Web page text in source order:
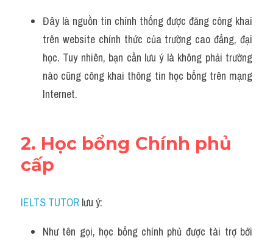
Đây là nguồn tin chính thống được đăng công khai
trên website chính thức của trường cao đẳng, đại
học. Tuy nhiên, bạn cần lưu ý là không phải trường
nào cũng công khai thông tin học bổng trên mạng
Internet.
2. Học bổng Chính phủ
cấp
IELTS TUTOR lưu ý:
Như tên gọi, học bổng chính phủ được tài trợ bởi